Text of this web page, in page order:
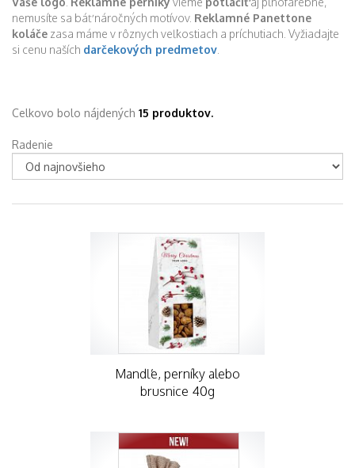
nemusíte sa báť náročných motívov. Reklamné Panettone
koláče zasa máme v rôznych veľkostiach a príchutiach. Vyžiadajte
si cenu naších darčekových predmetov
Celkovo bolo nájdených 15 produktov.
Radenie
Mandľe, perníky alebo
brusnice 40g